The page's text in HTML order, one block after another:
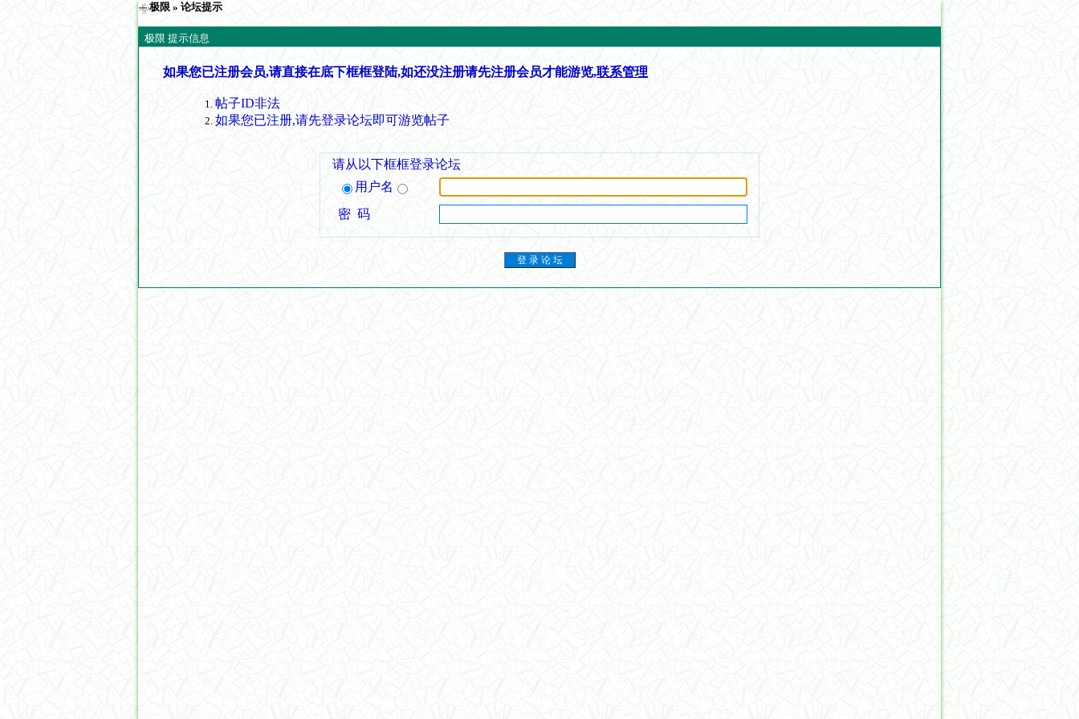
极限 » 论坛提示
极限 提示信息
如果您已注册会员,请直接在底下框框登陆,如还没注册请先注册会员才能游览,联系管理
帖子ID非法
如果您已注册,请先登录论坛即可游览帖子
请从以下框框登录论坛
用户名
密 码